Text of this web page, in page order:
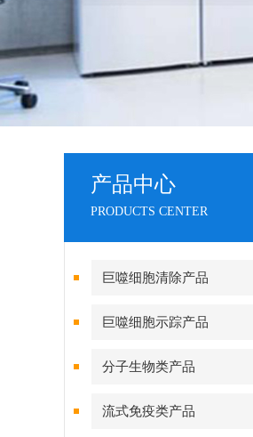
产品中心
PRODUCTS CENTER
巨噬细胞清除产品
巨噬细胞示踪产品
分子生物类产品
流式免疫类产品